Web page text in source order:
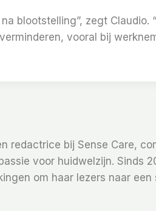
blootstelling”, zegt
vooral bij
redactrice bij Sense Care,
voor huidwelzijn. Sinds
om haar lezers naar